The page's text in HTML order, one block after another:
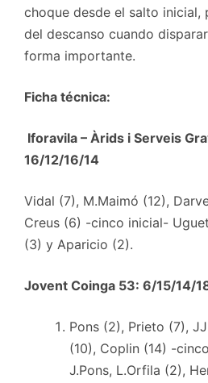
choque desde el salto inicial,
del descanso cuando
forma importante.
Ficha técnica:
Iforavila – Àrids i Serveis
16/12/16/14
Vidal (7), M.Maimó (12),
Creus (6) -cinco inicial-
(3) y Aparicio (2).
Jovent Coinga 53: 6/15/14/
Pons (2), Prieto (7),
(10), Coplin (14) -
J.Pons, L.Orfila (2),